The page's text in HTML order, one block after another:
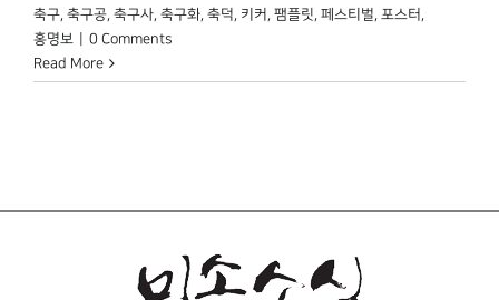
축구, 축구공, 축구사, 축구화, 축덕, 키커 , 팸플릿, 페스티벌, 포스터 ,
홍명보
0 Comments
Read More